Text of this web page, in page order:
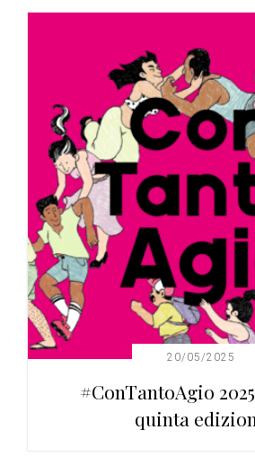
20/05/2025
#ConTantoAgio
quinta